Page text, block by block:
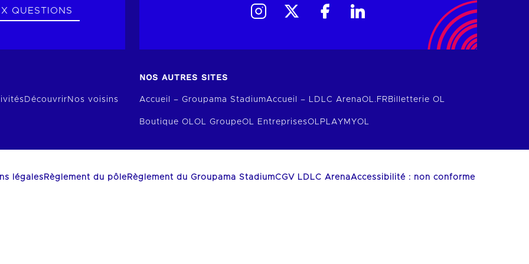
QUESTIONS
Découvrir Nos voisins
NOS AUTRES SITES
Accueil – Groupama StadiumAccueil – LDLC ArenaOL.FR Billetterie OL
Boutique OLOL GroupeOL EntreprisesOLPLAY MYOL
légales Règlement du pôleRèglement du Groupama StadiumCGV LDLC ArenaAccessibilité : non conforme